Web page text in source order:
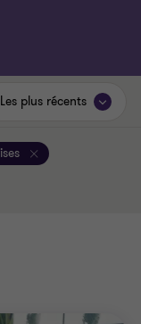
Les plus récents